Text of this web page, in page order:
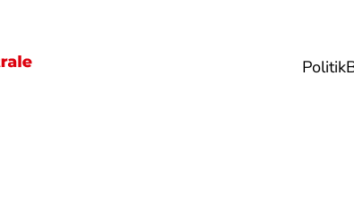
Politik
Geld & Versicherungen